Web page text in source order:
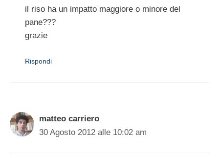
il riso ha un impatto maggiore o minore del
pane???
grazie
Rispondi
matteo carriero
30 Agosto 2012 alle 10:02 am